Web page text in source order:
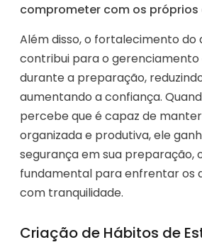
comprometer com os próprios
Além disso, o fortalecimento
contribui para o gerenciamento
durante a preparação,
aumentando a confiança.
percebe que é capaz de
organizada e produtiva, ele
segurança em sua preparação,
fundamental para enfrentar os
com tranquilidade.
Criação de Hábitos de